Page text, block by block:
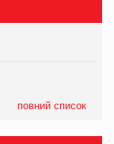
повний список